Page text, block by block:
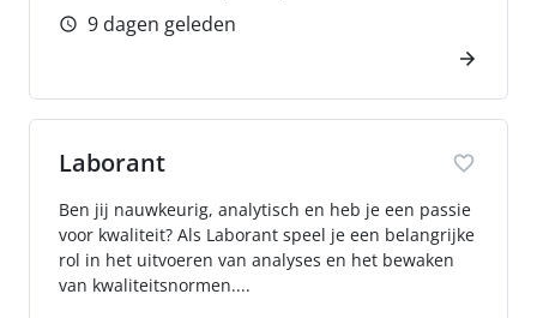
9 dagen geleden
Laborant
Ben jij nauwkeurig, analytisch en heb je een passie
voor kwaliteit? Als Laborant speel je een belangrijke
rol in het uitvoeren van analyses en het bewaken
van kwaliteitsnormen....